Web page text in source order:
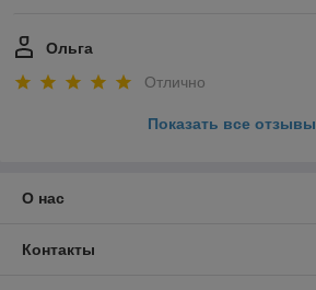
Ольга
Отлично
Показать все отзывы
О нас
Контакты